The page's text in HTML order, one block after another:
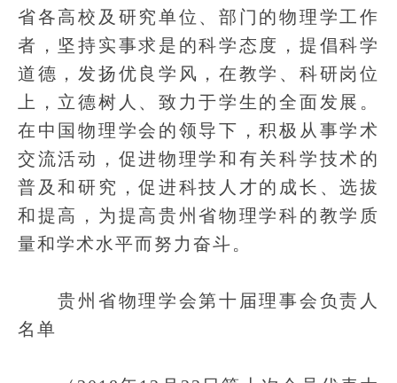
省各高校及研究单位、部门的物理学工作
者，坚持实事求是的科学态度，提倡科学
道德，发扬优良学风，在教学、科研岗位
上，立德树人、致力于学生的全面发展。
在中国物理学会的领导下，积极从事学术
交流活动，促进物理学和有关科学技术的
普及和研究，促进科技人才的成长、选拔
和提高，为提高贵州省物理学科的教学质
量和学术水平而努力奋斗。
贵州省物理学会第十届理事会负责人
名单